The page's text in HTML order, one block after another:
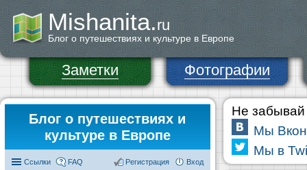
Mishanita.ru
Блог о путешествиях и культуре в Европе
Заметки Фотографии
Блог о путешествиях и
культуре в Европе
Ссылки FAQ Вход
Регистрация
Не забывай
Мы
Мы в